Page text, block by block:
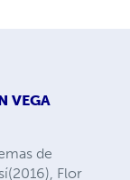
VEGA
de
Flor